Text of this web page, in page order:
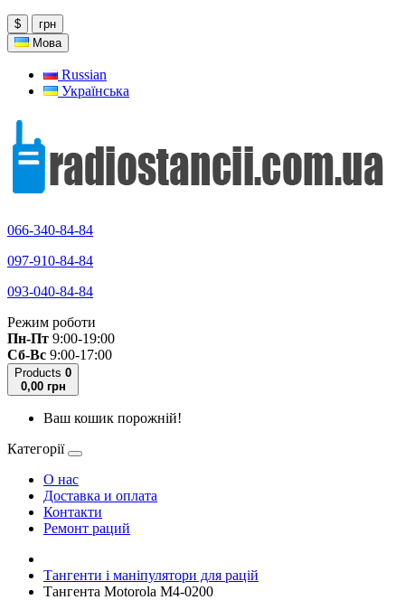
$
грн
Мова
Russian
Українська
066-340-84-84
097-910-84-84
093-040-84-84
Режим роботи
Пн-Пт 9:00-19:00
Сб-Вс 9:00-17:00
Products 0
0,00 грн
Ваш кошик порожній!
Категорії
О нас
Доставка и оплата
Контакти
Ремонт раций
Тангенти і маніпулятори для рацій
Тангента Motorola M4-0200